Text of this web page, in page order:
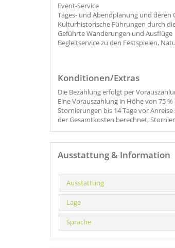
Event-Service
Tages- und Abendplanung und deren
Kulturhistorische Führungen durch
Geführte Wanderungen und Ausflüge
Begleitservice zu den Festspielen,
Konditionen/Extras
Die Bezahlung erfolgt per
Eine Vorauszahlung in Höhe von 75
Stornierungen bis 14 Tage vor
der Gesamtkosten berechnet,
Ausstattung & Information
Ausstattung
Lage
Sprache